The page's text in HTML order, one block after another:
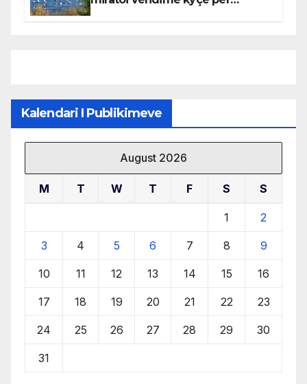
Kalendari I Publikimeve
August 2026
M T W T F S S
1 2
3 4 5 6 7 8 9
10 11 12 13 14 15 16
17 18 19 20 21 22 23
24 25 26 27 28 29 30
31